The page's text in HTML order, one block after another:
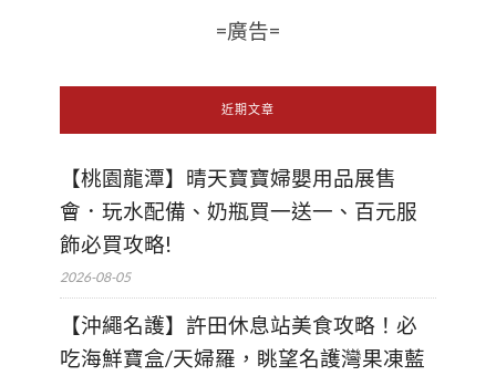
=廣告=
近期文章
【桃園龍潭】晴天寶寶婦嬰用品展售
會．玩水配備、奶瓶買一送一、百元服
飾必買攻略!
2026-08-05
【沖繩名護】許田休息站美食攻略！必
吃海鮮寶盒/天婦羅，眺望名護灣果凍藍